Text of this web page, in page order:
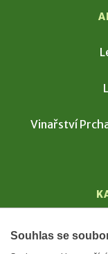
Vinařství
Souhlas se